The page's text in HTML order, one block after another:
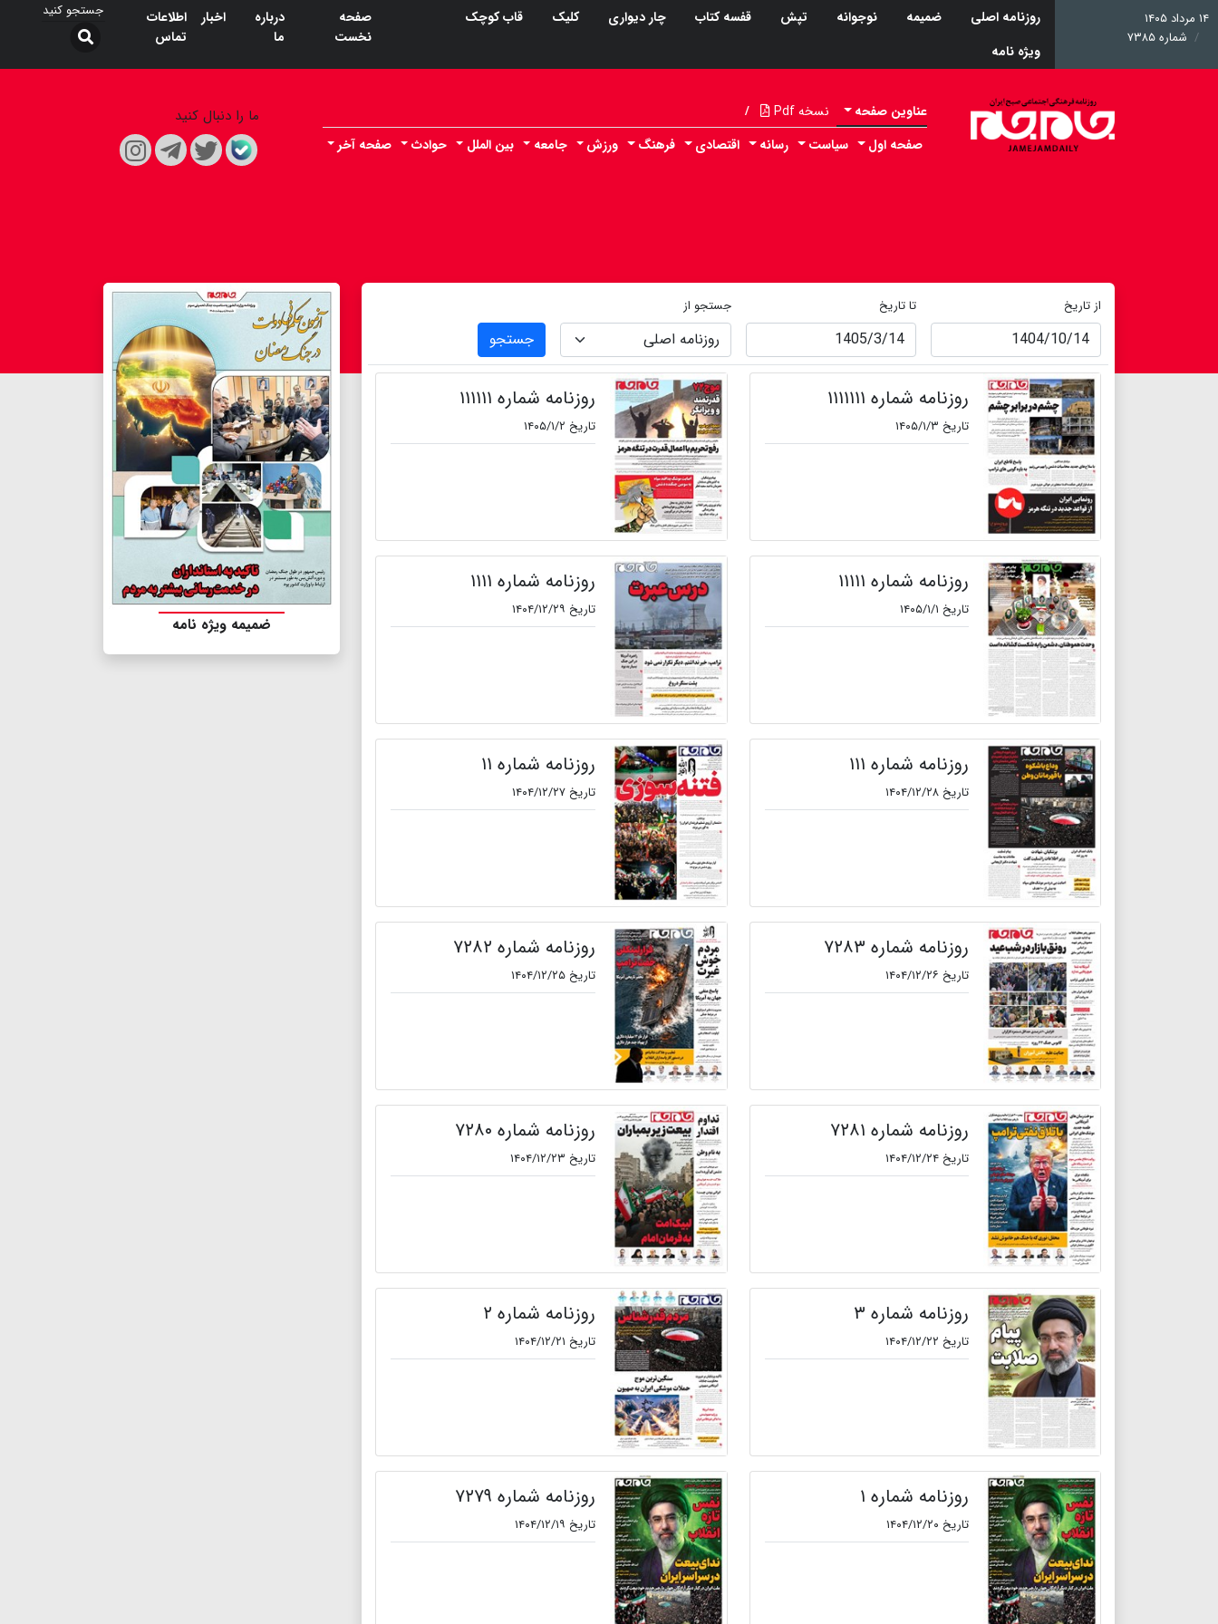
۱۴ مرداد ۱۴۰۵
شماره ۷۳۸۵
روزنامه اصلی ضمیمه نوجوانه تپش قفسه کتاب چار دیواری کلیک
قاب کوچک
ویژه نامه
صفحه
نخست
درباره
ما
اخبار
اطلاعات
تماس
عناوین صفحه نسخه Pdf /
صفحه اول سیاست رسانه اقتصادی فرهنگ ورزش جامعه بین الملل حوادث صفحه آخر
ما را دنبال کنید
از تاریخ تا تاریخ جستجو از
جستجو
روزنامه شماره ۱۱۱۱۱۱۱
تاریخ ۱۴۰۵/۱/۳
روزنامه شماره ۱۱۱۱۱۱
تاریخ ۱۴۰۵/۱/۲
روزنامه شماره ۱۱۱۱۱
تاریخ ۱۴۰۵/۱/۱
روزنامه شماره ۱۱۱۱
تاریخ ۱۴۰۴/۱۲/۲۹
روزنامه شماره ۱۱۱
تاریخ ۱۴۰۴/۱۲/۲۸
روزنامه شماره ۱۱
تاریخ ۱۴۰۴/۱۲/۲۷
روزنامه شماره ۷۲۸۳
تاریخ ۱۴۰۴/۱۲/۲۶
روزنامه شماره ۷۲۸۲
تاریخ ۱۴۰۴/۱۲/۲۵
روزنامه شماره ۷۲۸۱
تاریخ ۱۴۰۴/۱۲/۲۴
روزنامه شماره ۷۲۸۰
تاریخ ۱۴۰۴/۱۲/۲۳
روزنامه شماره ۳
تاریخ ۱۴۰۴/۱۲/۲۲
روزنامه شماره ۲
تاریخ ۱۴۰۴/۱۲/۲۱
روزنامه شماره ۱
تاریخ ۱۴۰۴/۱۲/۲۰
روزنامه شماره ۷۲۷۹
تاریخ ۱۴۰۴/۱۲/۱۹
ضمیمه ویژه نامه